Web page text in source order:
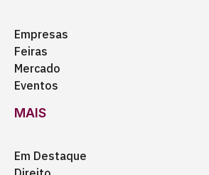
Empresas
Feiras
Mercado
Eventos
MAIS
Em Destaque